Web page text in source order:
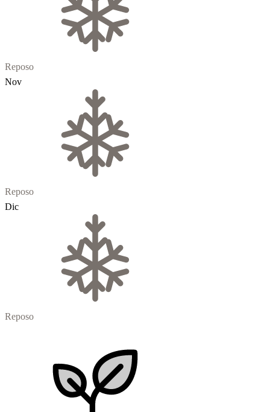
Reposo
Nov
Reposo
Dic
Reposo